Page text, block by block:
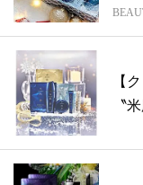
名...
【
〝